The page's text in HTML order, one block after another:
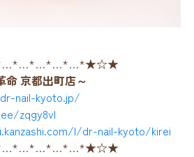
命 京都出町店～
nail-kyoto.jp/
zqgy8vl
l/dr-nail-kyoto/kirei